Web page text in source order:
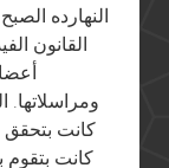
النهارده
القانون
كانت بتحقق
كانت